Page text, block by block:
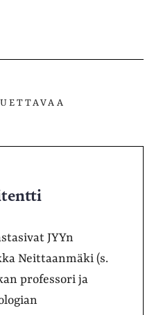
JYYn
Neittaanmäki (s.
professori ja